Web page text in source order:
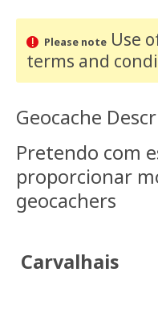
Please noteUse
terms and
Geocache
Pretendo com
proporcionar
geocachers
Carvalhais